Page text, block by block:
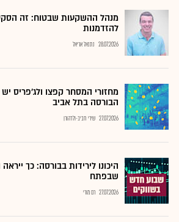
מנהל ההשקעות שבטוח: זה
להזדמנות
28.07.2026 נתנאל אריאל
מחזורי המסחר קפצו ולג'פריס
הבורסה בתל אביב
27.07.2026 שירי חביב-ולדהורן
היכונו לירידות בבורסה: כך
שבפתח
27.07.2026 רם מורי